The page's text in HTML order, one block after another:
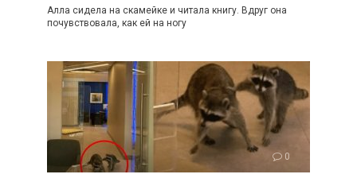
Алла сидела на скамейке и читала книгу. Вдруг она
почувствовала, как ей на ногу
0